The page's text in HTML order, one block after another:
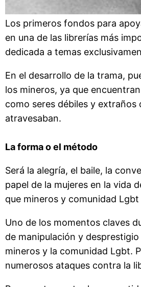
Los primeros fondos para
en una de las librerías más
dedicada a temas
En el desarrollo de la trama,
los mineros, ya que
como seres débiles y extraños
atravesaban.
La forma o el método
Será la alegría, el baile, la
papel de la mujeres en la vida
que mineros y comunidad
Uno de los momentos claves
de manipulación y
mineros y la comunidad Lgbt.
numerosos ataques contra la